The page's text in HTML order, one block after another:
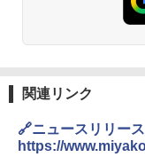
関連リンク
🔗ニュースリリース
https://